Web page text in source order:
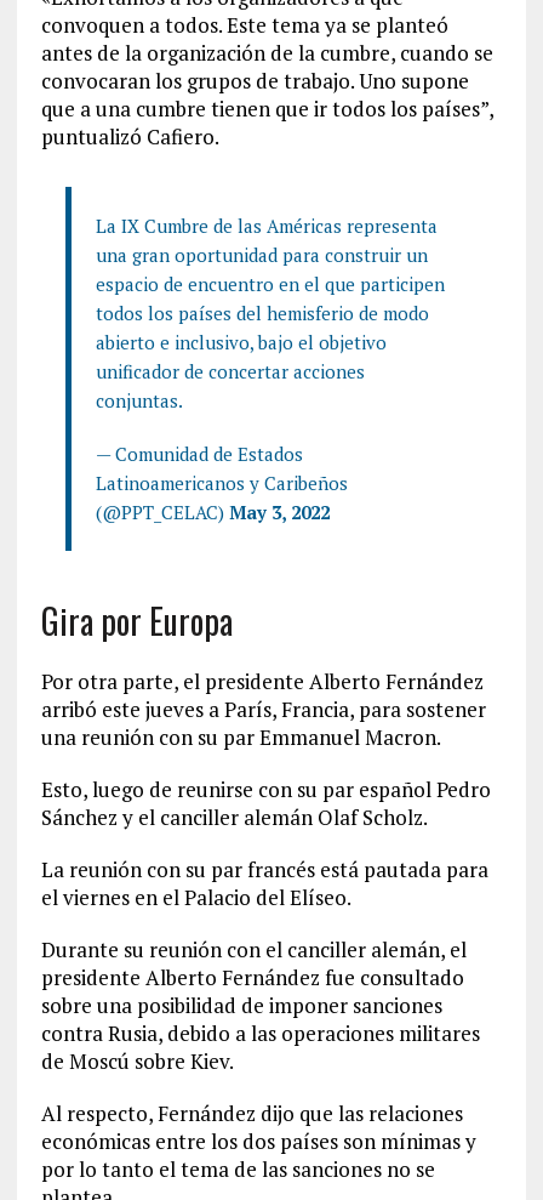
convoquen a todos. Este tema ya se planteó
antes de la organización de la cumbre, cuando se
convocaran los grupos de trabajo. Uno supone
que a una cumbre tienen que ir todos los países”,
puntualizó Cafiero.
La IX Cumbre de las Américas representa
una gran oportunidad para construir un
espacio de encuentro en el que participen
todos los países del hemisferio de modo
abierto e inclusivo, bajo el objetivo
unificador de concertar acciones
conjuntas.
— Comunidad de Estados
Latinoamericanos y Caribeños
(@PPT_CELAC) May 3, 2022
Gira por Europa
Por otra parte, el presidente Alberto Fernández
arribó este jueves a París, Francia, para sostener
una reunión con su par Emmanuel Macron.
Esto, luego de reunirse con su par español Pedro
Sánchez y el canciller alemán Olaf Scholz.
La reunión con su par francés está pautada para
el viernes en el Palacio del Elíseo.
Durante su reunión con el canciller alemán, el
presidente Alberto Fernández fue consultado
sobre una posibilidad de imponer sanciones
contra Rusia, debido a las operaciones militares
de Moscú sobre Kiev.
Al respecto, Fernández dijo que las relaciones
económicas entre los dos países son mínimas y
por lo tanto el tema de las sanciones no se